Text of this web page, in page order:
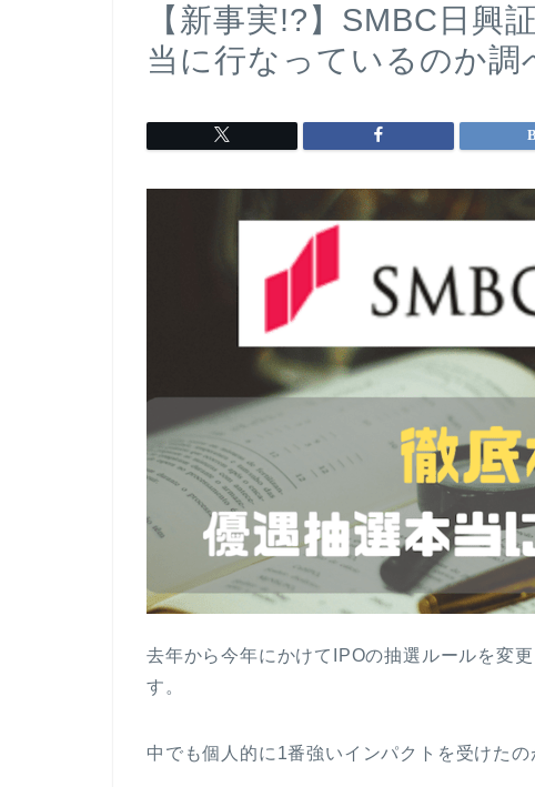
【新事実!?】SMBC日興
当に行なっているのか
去年から今年にかけてIPOの抽選ルールを変
す。
中でも個人的に1番強いインパクトを受けたの